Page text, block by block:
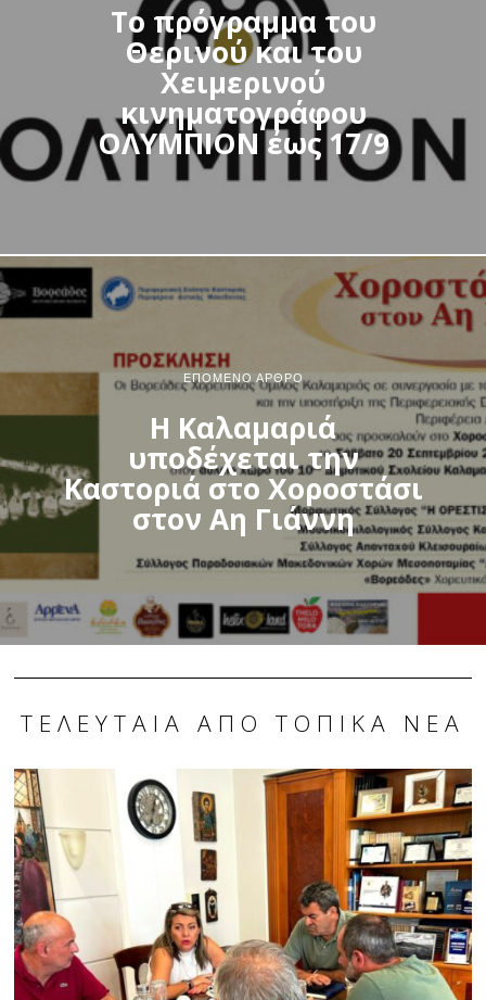
Το πρόγραμμα του
Θερινού και του
Χειμερινού
κινηματογράφου
ΟΛΥΜΠΙΟΝ έως 17/9
ΕΠΌΜΕΝΟ ΆΡΘΡΟ
Η Καλαμαριά
υποδέχεται την
Καστοριά στο Χοροστάσι
στον Αη Γιάννη
ΤΕΛΕΥΤΑΊΑ ΑΠΌ ΤΟΠΙΚΆ ΝΈΑ